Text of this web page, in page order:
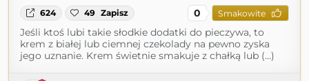
624 49 Zapisz 0 Smakowite
Jeśli ktoś lubi takie słodkie dodatki do pieczywa, to
krem z białej lub ciemnej czekolady na pewno zyska
jego uznanie. Krem świetnie smakuje z chałką lub (...)